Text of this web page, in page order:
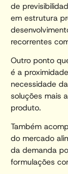
de
em estrutura
recorrentes
Outro ponto
é a
necessidade
soluções mais
produto.
Também
do mercado
da demanda
formulações